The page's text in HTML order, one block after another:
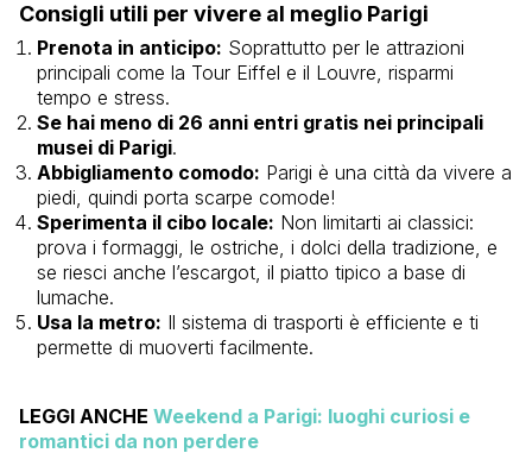
Consigli utili per vivere al meglio Parigi
Prenota in anticipo: Soprattutto per le attrazioni
principali come la Tour Eiffel e il Louvre, risparmi
tempo e stress.
Se hai meno di 26 anni entri gratis nei principali
musei di Parigi.
Abbigliamento comodo: Parigi è una città da vivere a
piedi, quindi porta scarpe comode!
Sperimenta il cibo locale: Non limitarti ai classici:
prova i formaggi, le ostriche, i dolci della tradizione, e
se riesci anche l’escargot, il piatto tipico a base di
lumache.
Usa la metro: Il sistema di trasporti è efficiente e ti
permette di muoverti facilmente.
LEGGI ANCHE Weekend a Parigi: luoghi curiosi e
romantici da non perdere